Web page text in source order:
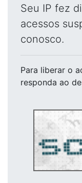
Seu IP fez
acessos
conosco.
Para liberar o
responda ao